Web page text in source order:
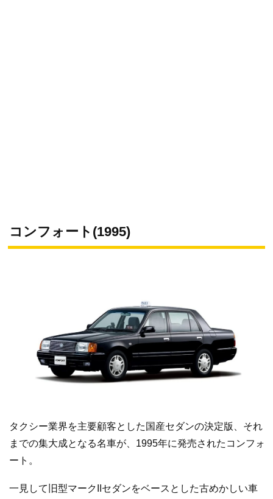
コンフォート(1995)
タクシー業界を主要顧客とした国産セダンの決定版、それ
までの集大成となる名車が、1995年に発売されたコンフォ
ート。
一見して旧型マークIIセダンをベースとした古めかしい車